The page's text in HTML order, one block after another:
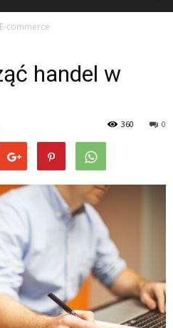
E-commerce
handel w
0
360